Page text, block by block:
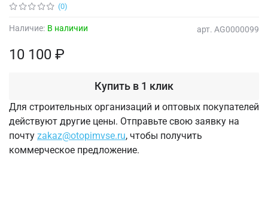
(0)
арт. AG0000099
Наличие: В наличии
10 100 ₽
Купить в 1 клик
Для строительных организаций и оптовых покупателей
действуют другие цены. Отправьте свою заявку на
почту zakaz@otopimvse.ru, чтобы получить
коммерческое предложение.